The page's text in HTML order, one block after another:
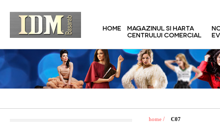
HOME
MAGAZINUL SI HARTA
CENTRULUI COMERCIAL
home / C07